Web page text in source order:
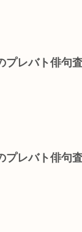
レバト俳句
プレバト俳句